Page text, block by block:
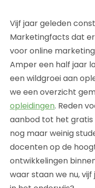
Vijf jaar geleden
Marketingfacts dat er
voor online
Amper een half jaar
een wildgroei aan
we een overzicht
opleidingen. Reden
aanbod tot het gratis
nog maar weinig
docenten op de
ontwikkelingen
waar staan we nu,